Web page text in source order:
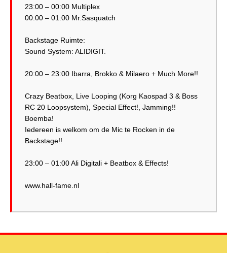
23:00 – 00:00 Multiplex
00:00 – 01:00 Mr.Sasquatch
Backstage Ruimte:
Sound System: ALIDIGIT.
20:00 – 23:00 Ibarra, Brokko & Milaero + Much More!!
Crazy Beatbox, Live Looping (Korg Kaospad 3 & Boss
RC 20 Loopsystem), Special Effect!, Jamming!!
Boemba!
Iedereen is welkom om de Mic te Rocken in de
Backstage!!
23:00 – 01:00 Ali Digitali + Beatbox & Effects!
www.hall-fame.nl